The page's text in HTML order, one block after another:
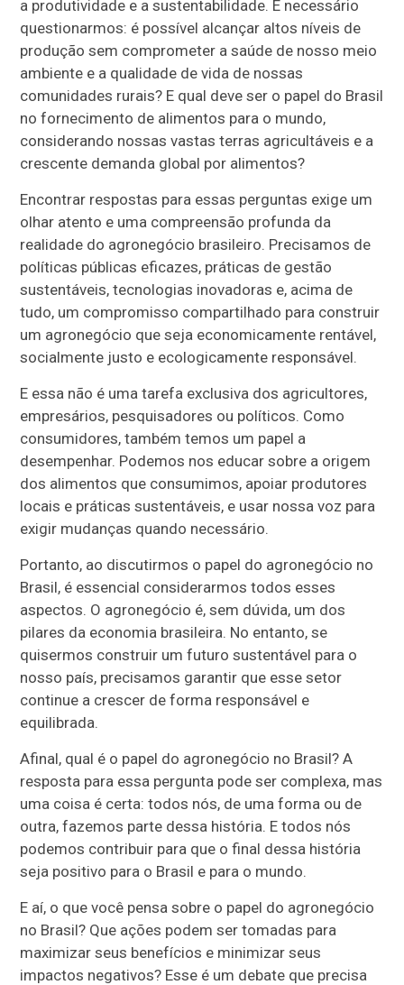
a produtividade e a sustentabilidade. É necessário
questionarmos: é possível alcançar altos níveis de
produção sem comprometer a saúde de nosso meio
ambiente e a qualidade de vida de nossas
comunidades rurais? E qual deve ser o papel do Brasil
no fornecimento de alimentos para o mundo,
considerando nossas vastas terras agricultáveis e a
crescente demanda global por alimentos?
Encontrar respostas para essas perguntas exige um
olhar atento e uma compreensão profunda da
realidade do agronegócio brasileiro. Precisamos de
políticas públicas eficazes, práticas de gestão
sustentáveis, tecnologias inovadoras e, acima de
tudo, um compromisso compartilhado para construir
um agronegócio que seja economicamente rentável,
socialmente justo e ecologicamente responsável.
E essa não é uma tarefa exclusiva dos agricultores,
empresários, pesquisadores ou políticos. Como
consumidores, também temos um papel a
desempenhar. Podemos nos educar sobre a origem
dos alimentos que consumimos, apoiar produtores
locais e práticas sustentáveis, e usar nossa voz para
exigir mudanças quando necessário.
Portanto, ao discutirmos o papel do agronegócio no
Brasil, é essencial considerarmos todos esses
aspectos. O agronegócio é, sem dúvida, um dos
pilares da economia brasileira. No entanto, se
quisermos construir um futuro sustentável para o
nosso país, precisamos garantir que esse setor
continue a crescer de forma responsável e
equilibrada.
Afinal, qual é o papel do agronegócio no Brasil? A
resposta para essa pergunta pode ser complexa, mas
uma coisa é certa: todos nós, de uma forma ou de
outra, fazemos parte dessa história. E todos nós
podemos contribuir para que o final dessa história
seja positivo para o Brasil e para o mundo.
E aí, o que você pensa sobre o papel do agronegócio
no Brasil? Que ações podem ser tomadas para
maximizar seus benefícios e minimizar seus
impactos negativos? Esse é um debate que precisa